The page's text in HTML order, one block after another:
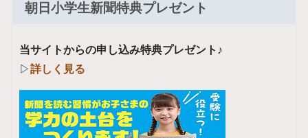
朝日小学生新聞特典プレゼント
当サイトからの申し込み特典プレゼント♪
▷詳しく見る